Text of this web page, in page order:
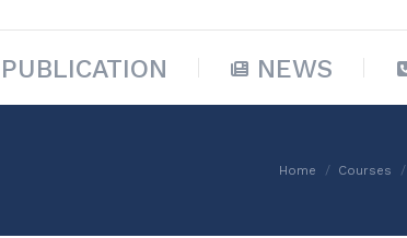
PUBLICATION NEWS
You are here:
Home Courses